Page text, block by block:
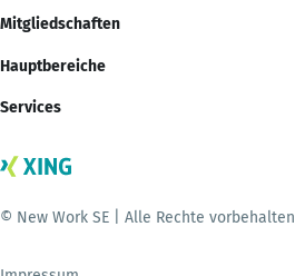
Mitgliedschaften
Hauptbereiche
Services
© New Work SE | Alle Rechte vorbehalten